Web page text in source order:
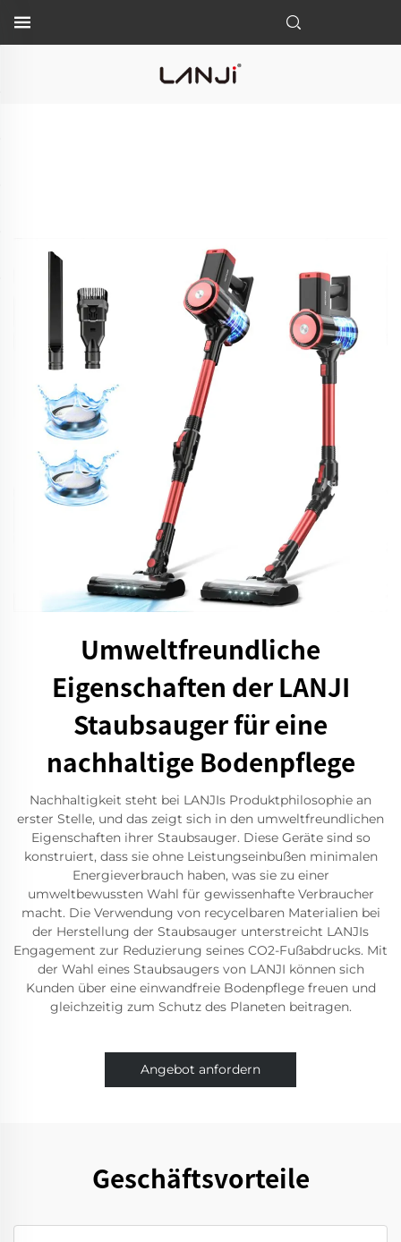
Umweltfreundliche
Eigenschaften der LANJI
Staubsauger für eine
nachhaltige Bodenpflege
Nachhaltigkeit steht bei LANJIs Produktphilosophie an
erster Stelle, und das zeigt sich in den umweltfreundlichen
Eigenschaften ihrer Staubsauger. Diese Geräte sind so
konstruiert, dass sie ohne Leistungseinbußen minimalen
Energieverbrauch haben, was sie zu einer
umweltbewussten Wahl für gewissenhafte Verbraucher
macht. Die Verwendung von recycelbaren Materialien bei
der Herstellung der Staubsauger unterstreicht LANJIs
Engagement zur Reduzierung seines CO2-Fußabdrucks. Mit
der Wahl eines Staubsaugers von LANJI können sich
Kunden über eine einwandfreie Bodenpflege freuen und
gleichzeitig zum Schutz des Planeten beitragen.
Angebot anfordern
Geschäftsvorteile